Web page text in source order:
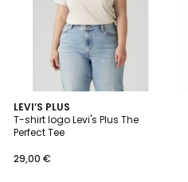
LEVI’S PLUS
T-shirt logo Levi's Plus The
Perfect Tee
29,00 €
4,4
/ 5